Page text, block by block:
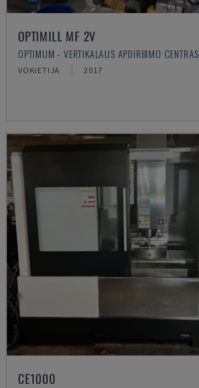
OPTIMILL MF 2V
OPTIMUM - VERTIKALAUS APDIRBIMO CENTRAS
VOKIETIJA 2017
CE1000